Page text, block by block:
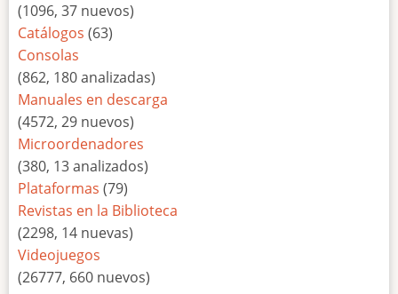
(1096, 37 nuevos)
Catálogos (63)
Consolas
(862, 180 analizadas)
Manuales en descarga
(4572, 29 nuevos)
Microordenadores
(380, 13 analizados)
Plataformas (79)
Revistas en la Biblioteca
(2298, 14 nuevas)
Videojuegos
(26777, 660 nuevos)